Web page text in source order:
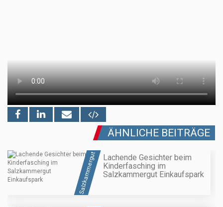
ÄHNLICHE BEITRÄGE
Salzkammergut
Lachende Gesichter beim
Kinderfasching im
Salzkammergut Einkaufspark